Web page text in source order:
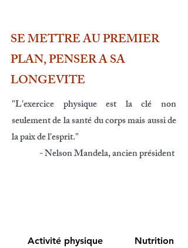
SE METTRE AU PREMIER
PLAN, PENSER A SA
LONGEVITE
"L'exercice physique est la clé non
seulement de la santé du corps mais aussi de
la paix de l'esprit."
- Nelson Mandela, ancien président
Activité physique Nutrition